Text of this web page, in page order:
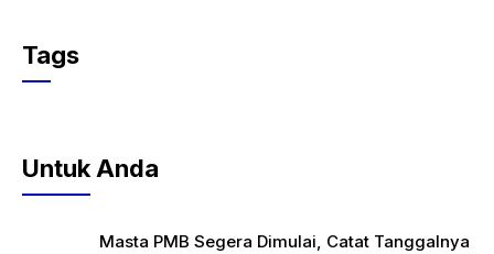
c
e
o
o
p
Tags
Untuk Anda
Masta PMB Segera Dimulai, Catat Tanggalnya